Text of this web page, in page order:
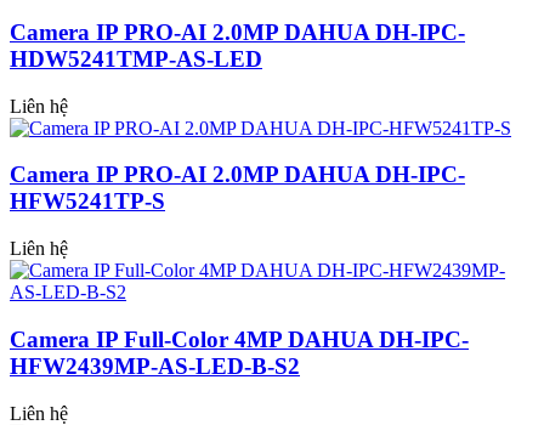
Camera IP PRO-AI 2.0MP DAHUA DH-IPC-
HDW5241TMP-AS-LED
Liên hệ
Camera IP PRO-AI 2.0MP DAHUA DH-IPC-
HFW5241TP-S
Liên hệ
Camera IP Full-Color 4MP DAHUA DH-IPC-
HFW2439MP-AS-LED-B-S2
Liên hệ